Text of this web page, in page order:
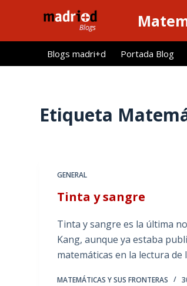
l
Blogs madri+d Portada Blog
Etiqueta
GENERAL
Tinta y sangre
Tinta y sangre es la última
Kang, aunque ya estaba
matemáticas en la lectura de
MATEMÁTICAS Y SUS FRONTERAS